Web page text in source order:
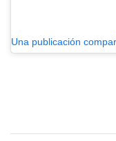
Una publicación